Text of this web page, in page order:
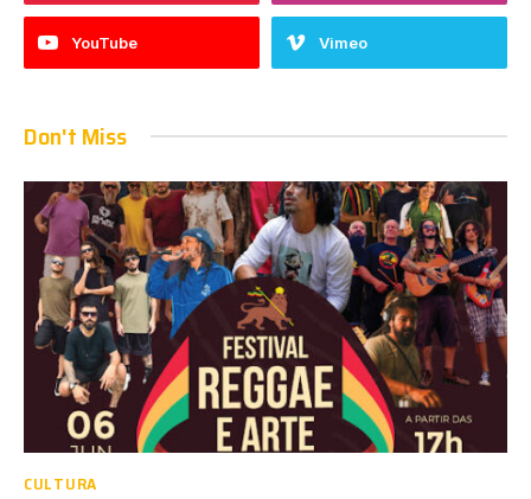
YouTube Vimeo
Don't Miss
CULTURA